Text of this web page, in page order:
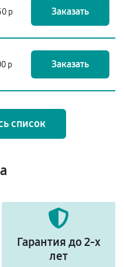
р Заказать
р Заказать
список
Гарантия до 2-х
лет